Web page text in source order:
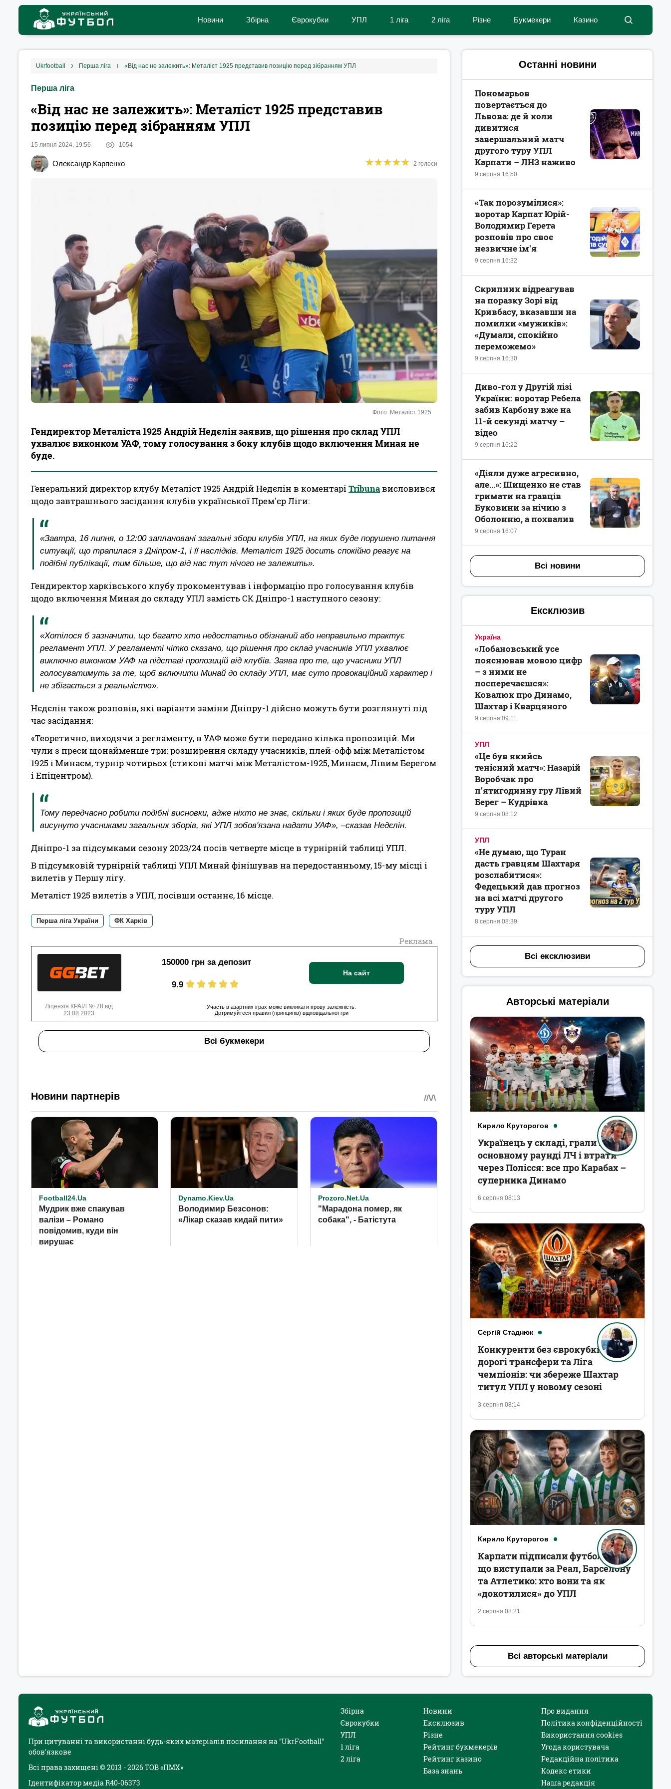
Новини Збірна Єврокубки УПЛ 1 ліга 2 ліга Різне Букмекери Казино
ukrfootball перша ліга «Від нас не залежить»: Металіст 1925 представив позицію перед зібранням УПЛ
Перша ліга
«Від нас не залежить»: Металіст 1925 представив
позицію перед зібранням УПЛ
15 липня 2024, 19:56 1054
Олександр Карпенко ★★★★★
★★★★★ 2 голоси
Фото: Металіст 1925
Гендиректор Металіста 1925 Андрій Недєлін заявив, що рішення про склад УПЛ
ухвалює виконком УАФ, тому голосування з боку клубів щодо включення Миная не
буде.
Генеральний директор клубу Металіст 1925 Андрій Недєлін в коментарі Tribunaвисловився
щодо завтрашнього засідання клубів української Прем'єр Ліги:
«Завтра, 16 липня, о 12:00 заплановані загальні збори клубів УПЛ, на яких буде порушено питання
ситуації, що трапилася з Дніпром-1, і її наслідків. Металіст 1925 досить спокійно реагує на
подібні публікації, тим більше, що від нас тут нічого не залежить».
Гендиректор харківського клубу прокоментував і інформацію про голосування клубів
щодо включення Миная до складу УПЛ замість СК Дніпро-1 наступного сезону:
«Хотілося б зазначити, що багато хто недостатньо обізнаний або неправильно трактує
регламент УПЛ. У регламенті чітко сказано, що рішення про склад учасників УПЛ ухвалює
виключно виконком УАФ на підставі пропозицій від клубів. Заява про те, що учасники УПЛ
голосуватимуть за те, щоб включити Минай до складу УПЛ, має суто провокаційний характер і
не збігається з реальністю».
Нєдєлін також розповів, які варіанти заміни Дніпру-1 дійсно можуть бути розглянуті під
час засідання:
«Теоретично, виходячи з регламенту, в УАФ може бути передано кілька пропозицій. Ми
чули з преси щонайменше три: розширення складу учасників, плей-офф між Металістом
1925 і Минаєм, турнір чотирьох (стикові матчі між Металістом-1925, Минаєм, Лівим Берегом
і Епіцентром).
Тому передчасно робити подібні висновки, адже ніхто не знає, скільки і яких буде пропозицій
висунуто учасниками загальних зборів, які УПЛ зобов'язана надати УАФ», –сказав Недєлін.
Дніпро-1 за підсумками сезону 2023/24 посів четверте місце в турнірній таблиці УПЛ.
В підсумковій турнірній таблиці УПЛ Минай фінішував на передостанньому, 15-му місці і
вилетів у Першу лігу.
Металіст 1925 вилетів з УПЛ, посівши останнє, 16 місце.
Перша ліга України ФК Харків
Реклама
150000 грн за депозит
9.9
На сайт
Ліцензія КРАІЛ № 78 від
23.08.2023
Участь в азартних іграх може викликати ігрову залежність.
Дотримуйтеся правил (принципів) відповідальної гри
Всі букмекери
Останні новини
9 серпня 16:50
Пономарьов
повертається до
Львова: де й коли
дивитися
завершальний матч
другого туру УПЛ
Карпати – ЛНЗ наживо
9 серпня 16:32
«Так порозумілися»:
воротар Карпат Юрій-
Володимир Герета
розповів про своє
незвичне ім'я
9 серпня 16:30
Скрипник відреагував
на поразку Зорі від
Кривбасу, вказавши на
помилки «мужиків»:
«Думали, спокійно
переможемо»
9 серпня 16:22
Диво-гол у Другій лізі
України: воротар Ребела
забив Карбону вже на
11-й секунді матчу –
відео
9 серпня 16:07
«Діяли дуже агресивно,
але...»: Шищенко не став
гримати на гравців
Буковини за нічию з
Оболонню, а похвалив
Всі новини
Ексклюзив
Україна
9 серпня 09:11
«Лобановський усе
пояснював мовою цифр
– з ними не
посперечаєшся»:
Ковалюк про Динамо,
Шахтар і Кварцяного
УПЛ
9 серпня 08:12
«Це був якийсь
тенісний матч»: Назарій
Воробчак про
п’ятигодинну гру Лівий
Берег – Кудрівка
УПЛ
8 серпня 08:39
«Не думаю, що Туран
дасть гравцям Шахтаря
розслабитися»:
Федецький дав прогноз
на всі матчі другого
туру УПЛ
Всі ексклюзиви
Авторські матеріали
Кирило Круторогов
6 серпня 08:13
Українець у складі, грали в
основному раунді ЛЧ і втрати
через Полісся: все про Карабах –
суперника Динамо
Сергій Стаднюк
3 серпня 08:14
Конкуренти без єврокубків,
дорогі трансфери та Ліга
чемпіонів: чи збереже Шахтар
титул УПЛ у новому сезоні
Кирило Круторогов
2 серпня 08:21
Карпати підписали футболістів,
що виступали за Реал, Барселону
та Атлетико: хто вони та як
«докотилися» до УПЛ
Всі авторські матеріали
При цитуванні та використанні будь-яких матеріалів посилання на "UkrFootball"
обов'язкове
Всі права захищені © 2013 - 2026 ТОВ «ПМХ»
Ідентифікатор медіа R40-06373
Збірна
Єврокубки
УПЛ
1 ліга
2 ліга
Новини
Ексклюзив
Різне
Рейтинг букмекерів
Рейтинг казино
База знань
Про видання
Політика конфіденційності
Використання cookies
Угода користувача
Редакційна політика
Кодекс етики
Наша редакція